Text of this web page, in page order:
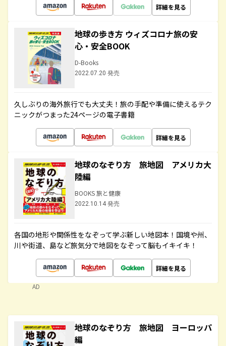
詳細を見る
地球の歩き方 ウィズコロナ旅の安
心・安全BOOK
D-Books
2022.07.20 発売
久しぶりの海外旅行でも大丈夫！旅の手配や準備に使えるテク
ニックがつまった24ページの電子書籍
詳細を見る
地球のなぞり方 旅地図 アメリカ大
陸編
BOOKS 旅と健康
2022.10.14 発売
各国の地形や関係性をなぞって学ぶ新しい地図本！国境や州、
川や街道、島など旅気分で地図をなぞって脳もイキイキ！
詳細を見る
AD
地球のなぞり方 旅地図 ヨーロッパ
編